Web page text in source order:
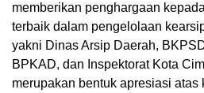
memberikan penghargaan
terbaik dalam pengelolaan
yakni Dinas Arsip Daerah,
BPKAD, dan Inspektorat Kota
merupakan bentuk apresiasi atas